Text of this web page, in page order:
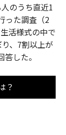
のうち直近1
った調査（2
活様式の中で
、7割以上が
した。
？